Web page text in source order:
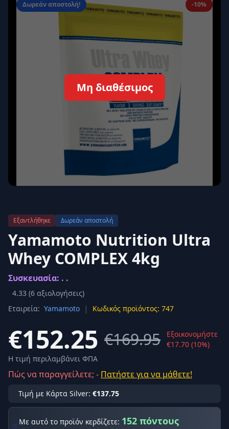
Δωρεάν αποστολή! -10%
Μη διαθέσιμος
Εξαντλήθηκε Δωρεάν αποστολή
Yamamoto Nutrition Ultra
Whey COMPLEX 4kg
Συσκευασία: . .
4.33 (6 αξιολογήσεις)
Εταιρεία: Yamamoto | Κωδικός προϊόντος: 747
€152.25 €169.95
Εξοικονομήστε
€17.70 (10%)
Η τιμή περιλαμβάνει ΦΠΑ
Πώς να παραγγείλετε; - Πατήστε για να μάθετε!
Τιμή με Κάρτα Silver: €137.75
Με αυτό το προϊόν κερδίζετε: 152 πόντους
Απομνημόνευση Ξεχάσατε τον κωδικό σας;
Ασφαλής σύνδεση